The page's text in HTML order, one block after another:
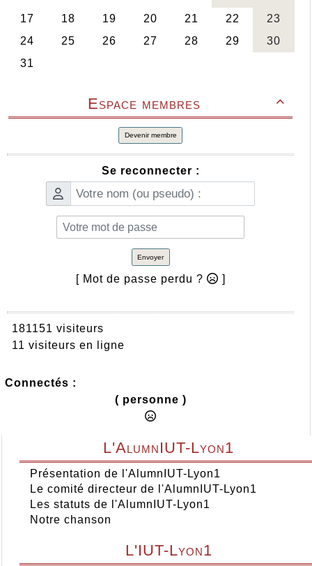

Espace membres
Devenir membre
Se reconnecter :
Envoyer
[ Mot de passe perdu ? ]
181151 visiteurs
11 visiteurs en ligne
Connectés :
( personne )
L'AlumnIUT-Lyon1
Présentation de l'AlumnIUT-Lyon1
Le comité directeur de l'AlumnIUT-Lyon1
Les statuts de l'AlumnIUT-Lyon1
Notre chanson
L'IUT-Lyon1